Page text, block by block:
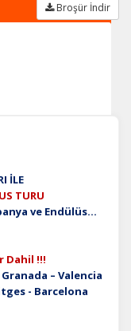
Broşür İndir
İLE
TURU
ve Endülüs…
Dahil !!!
– Valencia
- Barcelona